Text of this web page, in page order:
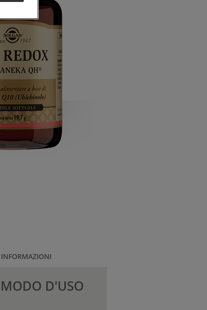
INFORMAZIONI
MODO D'USO